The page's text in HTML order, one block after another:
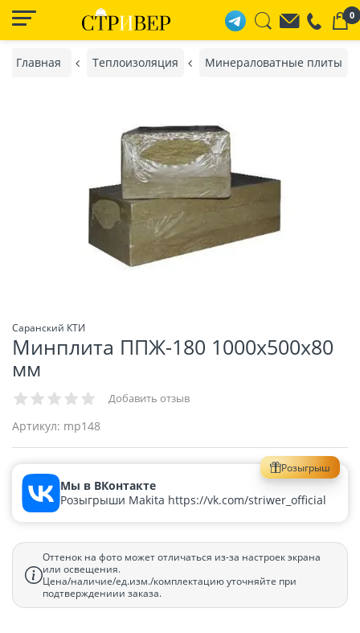
0
Главная Теплоизоляция Минераловатные плиты
Саранский КТИ
Минплита ППЖ-180 1000х500х80
мм
Добавить отзыв
Артикул: mp148
Розыгрыш
Мы в ВКонтакте
Розыгрыши Makita https://vk.com/striwer_official
Оттенок на фото может отличаться из-за настроек экрана
или освещения.
Цена/наличие/ед.изм./комплектацию уточняйте при
подтверждениии заказа.